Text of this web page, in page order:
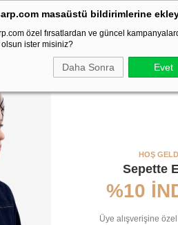
masaüstü bildirimlerine
özel fırsatlardan ve güncel
ister misiniz?
Daha Sonra Evet
%10 EKSTRA İNDİRİM HEDİYE ÇEKİ!
Mor Karışık Desen
HOŞ
Sepette
%10
Üye alışverişine